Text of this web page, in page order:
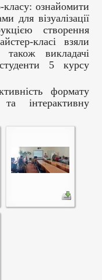
ознайомити
для візуалізації
створення
класі взяли
викладачі
5 курсу
формату
інтерактивну